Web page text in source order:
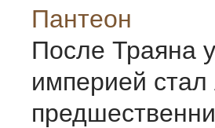
Пантеон
После Траяна
империей